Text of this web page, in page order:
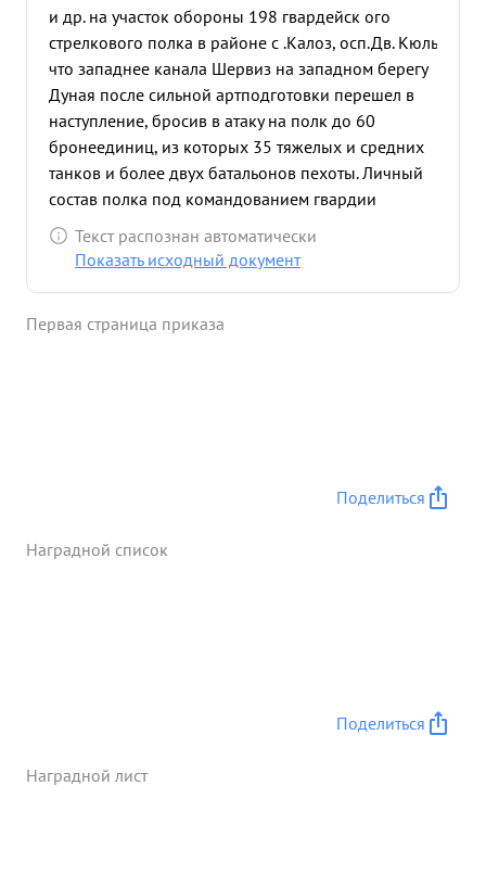
и др. на участок обороны 198 гвардейск ого
стрелкового полка в районе с .Калоз, осп.Дв. Кюль
что западнее канала Шервиз на западном берегу
Дуная после сильной артподготовки перешел в
наступление, бросив в атаку на полк до 60
бронеединиц, из которых 35 тяжелых и средних
танков и более двух батальонов пехоты. Личный
состав полка под командованием гвардии
майора ТКА ЧЕВА стойко и мужественно встретил
атакующего противника и грудью преградил путь
за 6 и марта 1945 года отразил 19 атак атак
подразделений тов. ТКА ЧЕВ умело и мужественно
водил своих подчиненных в бои. и 7 марта 1945
Текст распознан автоматически
Показать исходный документ
Первая страница приказа
Поделиться
Наградной список
Поделиться
Наградной лист